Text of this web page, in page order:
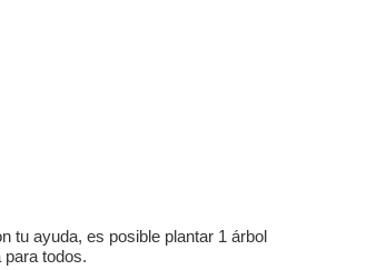
tu ayuda, es posible plantar 1 árbol
todos.